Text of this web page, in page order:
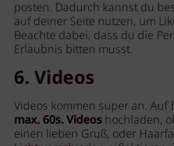
posten. Dadurch kannst du
auf deiner Seite nutzen, um
Beachte dabei, dass du die
Erlaubnis bitten musst.
6. Videos
Videos kommen super an. Auf
max. 60s. Videos hochladen,
einen lieben Gruß, oder